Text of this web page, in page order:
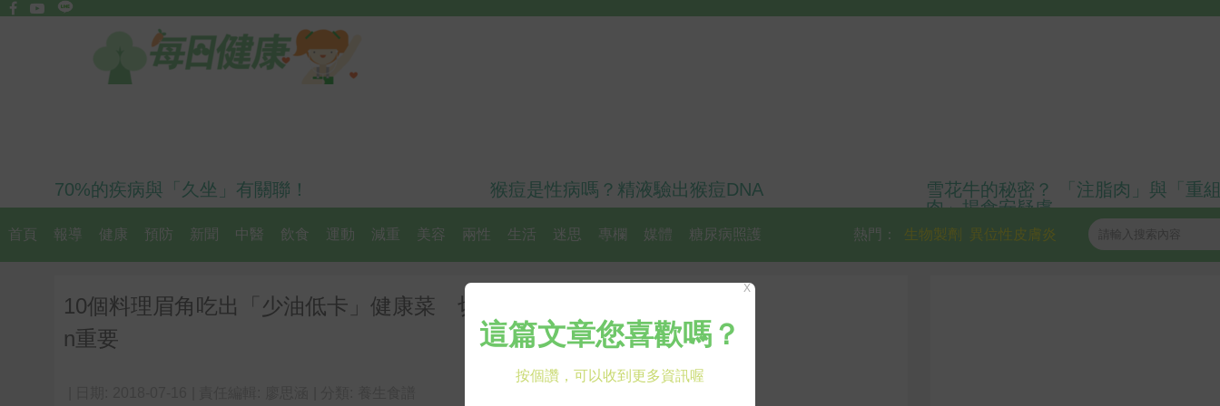
70%的疾病與「久坐」有關聯！ 猴痘是性病嗎？精液驗出猴痘DNA
雪花牛的秘密？ 「注脂肉」與「重
肉」揭食安疑慮
首頁 報導 健康 預防 新聞 中醫 飲食 運動 減重 美容 兩性 生活 迷思 專欄 媒體 糖尿病照護 異位性皮膚炎
生物製劑
熱門：
10個料理眉角吃出「少油低卡」健康菜 切菜的形狀、用的鍋具都he
n重要
X